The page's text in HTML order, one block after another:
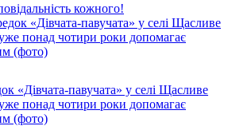
кожного!
«Дівчата-павучата» у селі Щасливе
понад чотири роки допомагає
(фото)